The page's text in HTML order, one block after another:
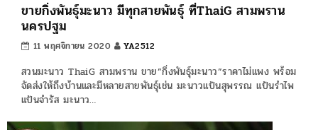
ขายกิ่งพันธุ์มะนาว มีทุกสายพันธุ์ ที่ThaiG สามพราน
นครปฐม
11 พฤศจิกายน 2020 YA2512
สวนมะนาว ThaiG สามพราน ขาย”กิ่งพันธุ์มะนาว”ราคาไม่แพง พร้อม
จัดส่งให้ถึงบ้านและมีหลายสายพันธุ์เช่น มะนาวแป้นสุพรรณ แป้นรำไพ
แป้นจำรัส มะนาว…